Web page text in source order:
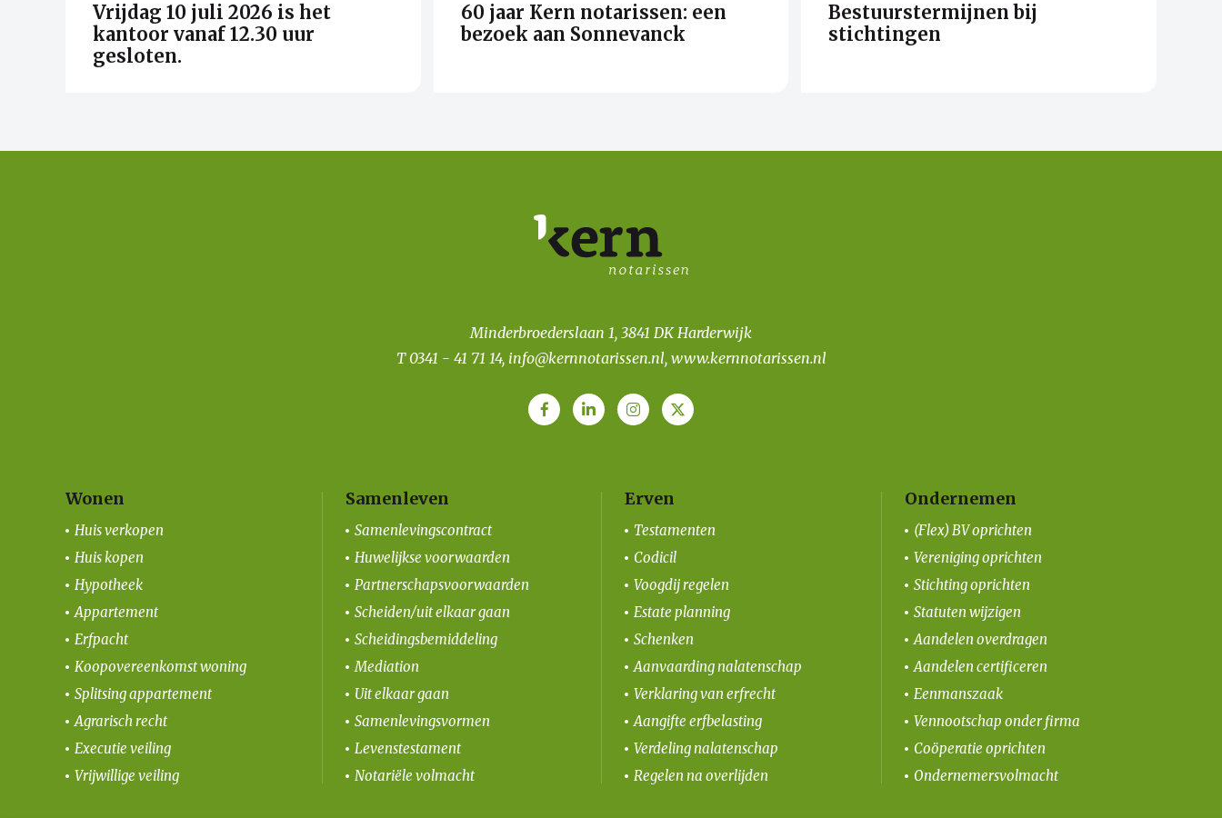
Vrijdag 10 juli 2026 is het
kantoor vanaf 12.30 uur
gesloten.
60 jaar Kern notarissen: een
bezoek aan Sonnevanck
Bestuurstermijnen bij
stichtingen
Minderbroederslaan 1, 3841 DK Harderwijk
T 0341 - 41 71 14, info@kernnotarissen.nl, www.kernnotarissen.nl
Wonen
Huis verkopen
Huis kopen
Hypotheek
Appartement
Erfpacht
Koopovereenkomst woning
Splitsing appartement
Agrarisch recht
Executie veiling
Vrijwillige veiling
Samenleven
Samenlevingscontract
Huwelijkse voorwaarden
Partnerschapsvoorwaarden
Scheiden/uit elkaar gaan
Scheidingsbemiddeling
Mediation
Uit elkaar gaan
Samenlevingsvormen
Levenstestament
Notariële volmacht
Erven
Testamenten
Codicil
Voogdij regelen
Estate planning
Schenken
Aanvaarding nalatenschap
Verklaring van erfrecht
Aangifte erfbelasting
Verdeling nalatenschap
Regelen na overlijden
Ondernemen
(Flex) BV oprichten
Vereniging oprichten
Stichting oprichten
Statuten wijzigen
Aandelen overdragen
Aandelen certificeren
Eenmanszaak
Vennootschap onder firma
Coöperatie oprichten
Ondernemersvolmacht